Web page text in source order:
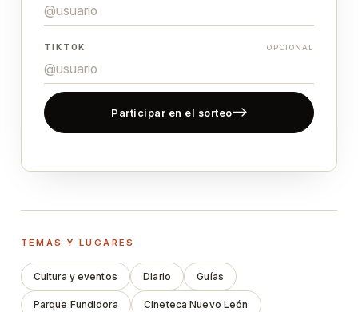
TIKTOK OPCIONAL
Participar en el sorteo
TEMAS Y LUGARES
Cultura y eventos Diario Guías
Parque Fundidora Cineteca Nuevo León